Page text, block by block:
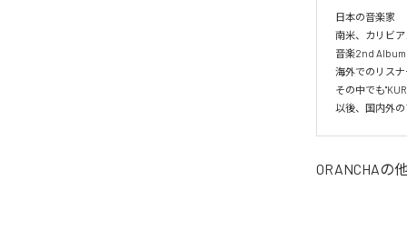
日本の音楽家
南米、カリビ
音楽2nd
海外でのリス
その中でも
以後、国内外の
ORANCHAの